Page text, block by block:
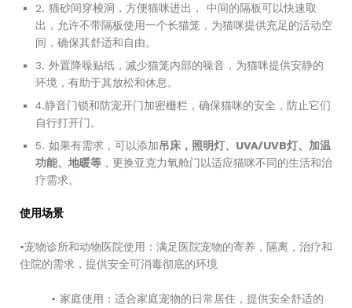
2. 猫砂间穿梭洞，方便猫咪进出， 中间的隔板可以快速取
出，允许不带隔板使用一个长猫笼，为猫咪提供充足的活动空
间，确保其舒适和自由。
3. 外置降噪贴纸，减少猫笼内部的噪音，为猫咪提供安静的
环境，有助于其放松和休息。
4.静音门锁和防宠开门加密栅栏，确保猫咪的安全，防止它们
自行打开门。
5. 如果有需求，可以添加吊床，照明灯、UVA/UVB灯、加温
功能、地暖等 ，更换亚克力氧舱门以适应猫咪不同的生活和治
疗需求。
使用场景
•宠物诊所和动物医院使用：满足医院宠物的寄养，隔离，治疗和
住院的需求，提供安全可消毒彻底的环境
• 家庭使用：适合家庭宠物的日常居住，提供安全舒适的